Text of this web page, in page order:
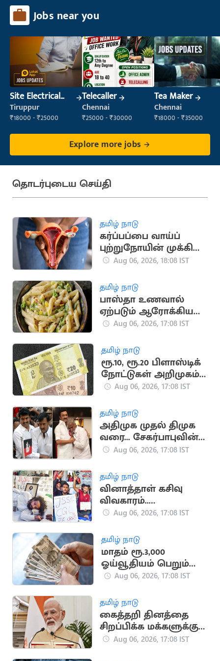
Jobs near you
Site Electrical
Engineer
Tiruppur
₹18000 - ₹25000
Telecaller
Chennai
₹25000 - ₹30000
Tea Maker
Chennai
₹18000 - ₹35000
Explore more jobs
தொடர்புடைய செய்தி
தமிழ் நாடு
கர்ப்பப்பை வாய்ப்
புற்றுநோயின் முக்கிய
ஆரம்பகால
Aug 06, 2026, 18:08 IST
தமிழ் நாடு
பாஸ்தா உணவால்
ஏற்படும் ஆரோக்கியக்
கேடுகள்
Aug 06, 2026, 17:08 IST
தமிழ் நாடு
ரூ.10, ரூ.20 பிளாஸ்டிக்
நோட்டுகள் அறிமுகம்:
மத்திய அரசு விளக்கம்
Aug 06, 2026, 17:08 IST
தமிழ் நாடு
அதிமுக முதல் திமுக
வரை... சேகர்பாபுவின்
அரசியல் பயணம்
Aug 06, 2026, 17:08 IST
தமிழ் நாடு
வினாத்தாள் கசிவு
விவகாரம்..
ஜார்க்கண்டில் 13-வது
உண்ணாவிரதம்
Aug 06, 2026, 17:08 IST
தமிழ் நாடு
மாதம் ரூ.3,000
ஓய்வூதியம் பெறும்
அரசு திட்டம்
Aug 06, 2026, 17:08 IST
தமிழ் நாடு
கைத்தறி தினத்தை
சிறப்பிக்க மக்களுக்கு
பிரதமர் மோடி
Aug 06, 2026, 17:08 IST